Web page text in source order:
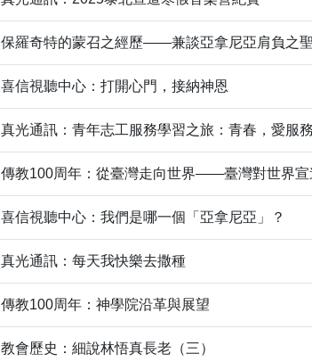
保羅奇特的蒙召之經歷——兼談亞拿尼亞肩負之聖
喜信視聽中心：打開心門，接納神恩
真光通訊：青年志工服務學習之旅：青春，愛
傳教100周年：從臺灣走向世界——臺灣對世界宣
喜信視聽中心：我們是哪一個「亞拿尼亞」？
真光通訊：每天我快樂去撒種
傳教100周年：神學院沿革與展望
教會歷史：細說林悟真長老（三）